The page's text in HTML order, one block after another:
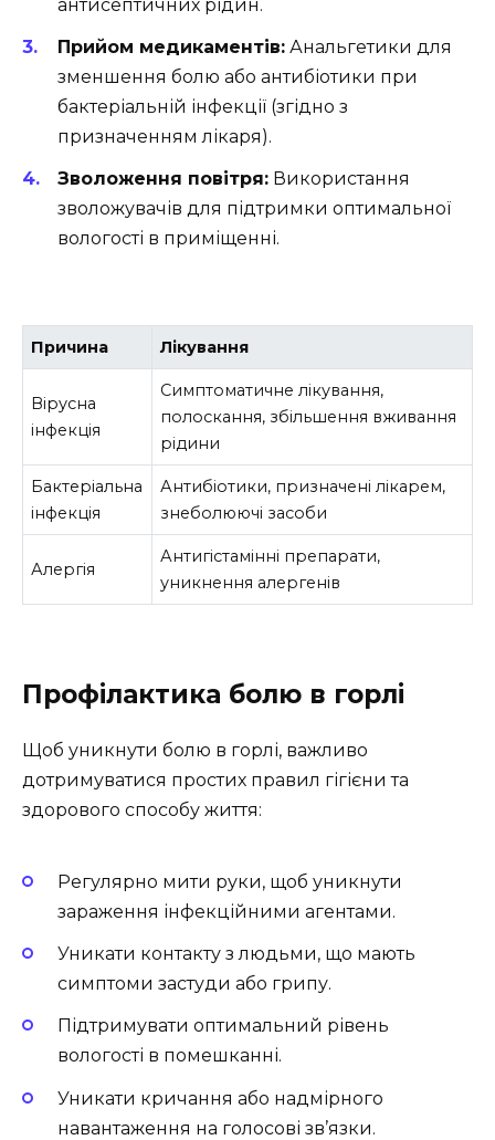
антисептичних рідин.
Прийом медикаментів: Анальгетики для
зменшення болю або антибіотики при
бактеріальній інфекції (згідно з
призначенням лікаря).
Зволоження повітря: Використання
зволожувачів для підтримки оптимальної
вологості в приміщенні.
Причина Лікування
Вірусна
інфекція
Симптоматичне лікування,
полоскання, збільшення вживання
рідини
Бактеріальна
інфекція
Антибіотики, призначені лікарем,
знеболюючі засоби
Алергія
Антигістамінні препарати,
уникнення алергенів
Профілактика болю в горлі
Щоб уникнути болю в горлі, важливо
дотримуватися простих правил гігієни та
здорового способу життя:
Регулярно мити руки, щоб уникнути
зараження інфекційними агентами.
Уникати контакту з людьми, що мають
симптоми застуди або грипу.
Підтримувати оптимальний рівень
вологості в помешканні.
Уникати кричання або надмірного
навантаження на голосові зв’язки.